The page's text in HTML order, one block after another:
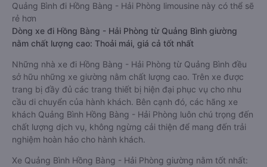
Quảng Bình đi Hồng Bàng - Hải Phòng limousine này có thể sẽ
rẻ hơn
Dòng xe đi Hồng Bàng - Hải Phòng từ Quảng Bình giường
nằm chất lượng cao: Thoải mái, giá cả tốt nhất
Những nhà xe đi Hồng Bàng - Hải Phòng từ Quảng Bình đều
sở hữu những xe giường nằm chất lượng cao. Trên xe được
trang bị đầy đủ các trang thiết bị hiện đại phục vụ cho nhu
cầu di chuyển của hành khách. Bên cạnh đó, các hãng xe
khách Quảng Bình Hồng Bàng - Hải Phòng luôn chú trọng đến
chất lượng dịch vụ, không ngừng cải thiện để mang đến trải
nghiệm hoàn hảo cho hành khách.
Xe Quảng Bình Hồng Bàng - Hải Phòng giường nằm tốt nhất: